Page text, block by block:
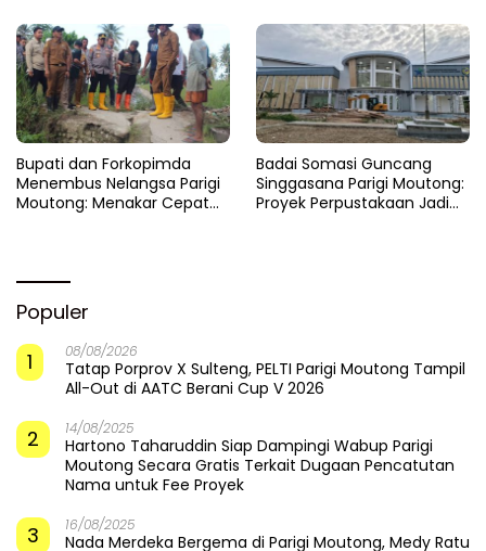
Infrastruktur
Saat Pasir Dikeruk,
Jembatan Baliara Meratap
Ketika Selokan Jadi Lautan:
Amarah LMP untuk Parigi
Moutong yang Lupa Ilmu Air